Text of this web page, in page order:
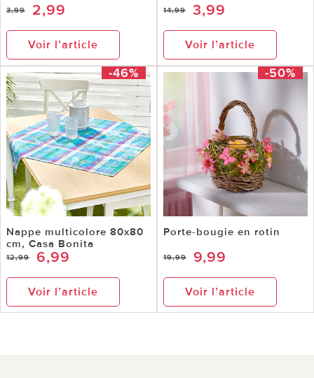
3,99 2,99
Voir l’article
14,99 3,99
Voir l’article
-46%
Nappe multicolore 80x80
cm, Casa Bonita
12,99 6,99
Voir l’article
-50%
Porte-bougie en rotin
19,99 9,99
Voir l’article